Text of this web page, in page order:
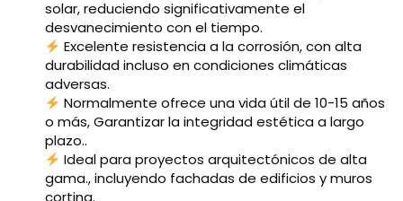
solar, reduciendo significativamente el
desvanecimiento con el tiempo.
Excelente resistencia a la corrosión, con alta
durabilidad incluso en condiciones climáticas
adversas.
Normalmente ofrece una vida útil de 10-15 años
o más, Garantizar la integridad estética a largo
plazo..
Ideal para proyectos arquitectónicos de alta
gama., incluyendo fachadas de edificios y muros
cortina.